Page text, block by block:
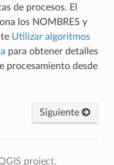
de procesos. El
los NOMBRES y
Utilizar algoritmos
para obtener detalles
procesamiento desde
Siguiente
project.